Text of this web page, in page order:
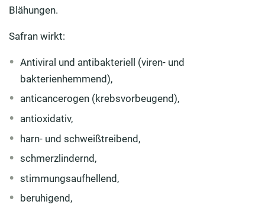
Blähungen.
Safran wirkt:
Antiviral und antibakteriell (viren- und
bakterienhemmend),
anticancerogen (krebsvorbeugend),
antioxidativ,
harn- und schweißtreibend,
schmerzlindernd,
stimmungsaufhellend,
beruhigend,